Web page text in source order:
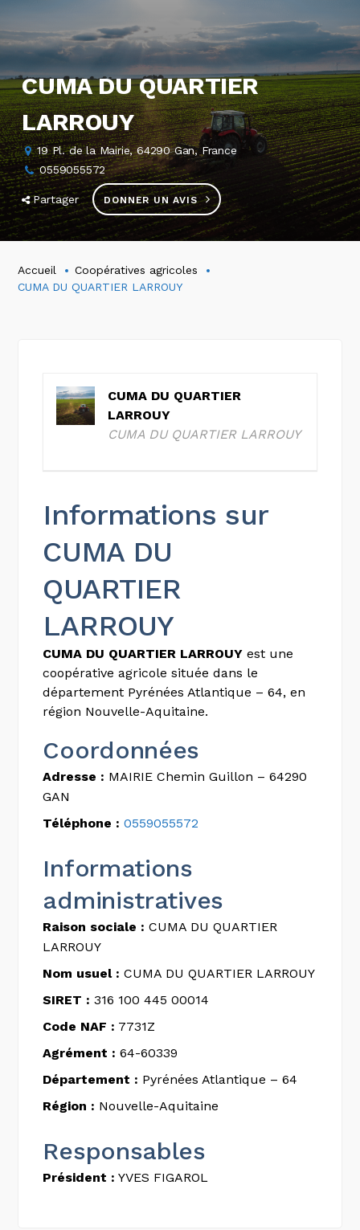
CUMA DU QUARTIER
LARROUY
19 Pl. de la Mairie, 64290 Gan, France
0559055572
Partager DONNER UN AVIS
Accueil
Coopératives agricoles
CUMA DU QUARTIER LARROUY
CUMA DU QUARTIER
LARROUY
CUMA DU QUARTIER LARROUY
Informations sur
CUMA DU
QUARTIER
LARROUY
CUMA DU QUARTIER LARROUY est une
coopérative agricole située dans le
département Pyrénées Atlantique – 64, en
région Nouvelle-Aquitaine.
Coordonnées
Adresse : MAIRIE Chemin Guillon – 64290
GAN
Téléphone : 0559055572
Informations
administratives
Raison sociale : CUMA DU QUARTIER
LARROUY
Nom usuel : CUMA DU QUARTIER LARROUY
SIRET : 316 100 445 00014
Code NAF : 7731Z
Agrément : 64-60339
Département : Pyrénées Atlantique – 64
Région : Nouvelle-Aquitaine
Responsables
Président : YVES FIGAROL